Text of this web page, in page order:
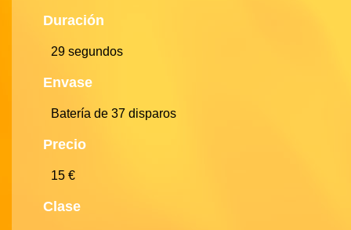
Duración
29 segundos
Envase
Batería de 37 disparos
Precio
15 €
Clase